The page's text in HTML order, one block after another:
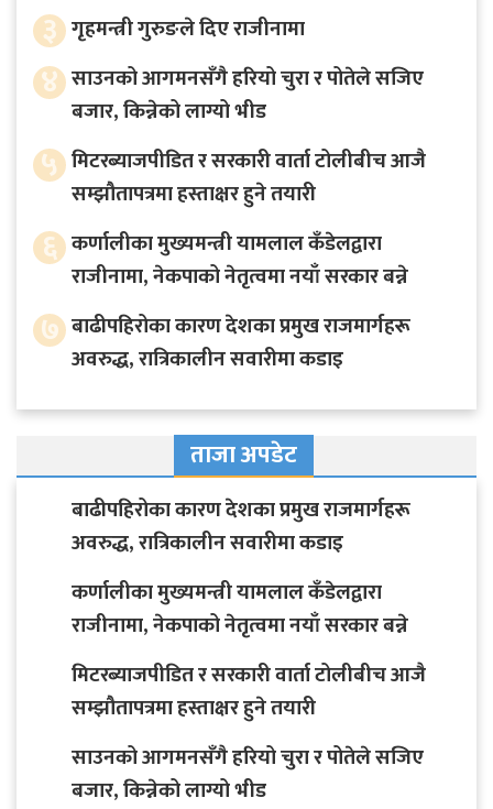
३ गृहमन्त्री गुरुङले दिए राजीनामा
४ साउनको आगमनसँगै हरियो चुरा र पोतेले सजिए
बजार, किन्नेको लाग्यो भीड
५ मिटरब्याजपीडित र सरकारी वार्ता टोलीबीच आजै
सम्झौतापत्रमा हस्ताक्षर हुने तयारी
६ कर्णालीका मुख्यमन्त्री यामलाल कँडेलद्वारा
राजीनामा, नेकपाको नेतृत्वमा नयाँ सरकार बन्ने
७ बाढीपहिरोका कारण देशका प्रमुख राजमार्गहरू
अवरुद्ध, रात्रिकालीन सवारीमा कडाइ
ताजा अपडेट
बाढीपहिरोका कारण देशका प्रमुख राजमार्गहरू
अवरुद्ध, रात्रिकालीन सवारीमा कडाइ
कर्णालीका मुख्यमन्त्री यामलाल कँडेलद्वारा
राजीनामा, नेकपाको नेतृत्वमा नयाँ सरकार बन्ने
मिटरब्याजपीडित र सरकारी वार्ता टोलीबीच आजै
सम्झौतापत्रमा हस्ताक्षर हुने तयारी
साउनको आगमनसँगै हरियो चुरा र पोतेले सजिए
बजार, किन्नेको लाग्यो भीड